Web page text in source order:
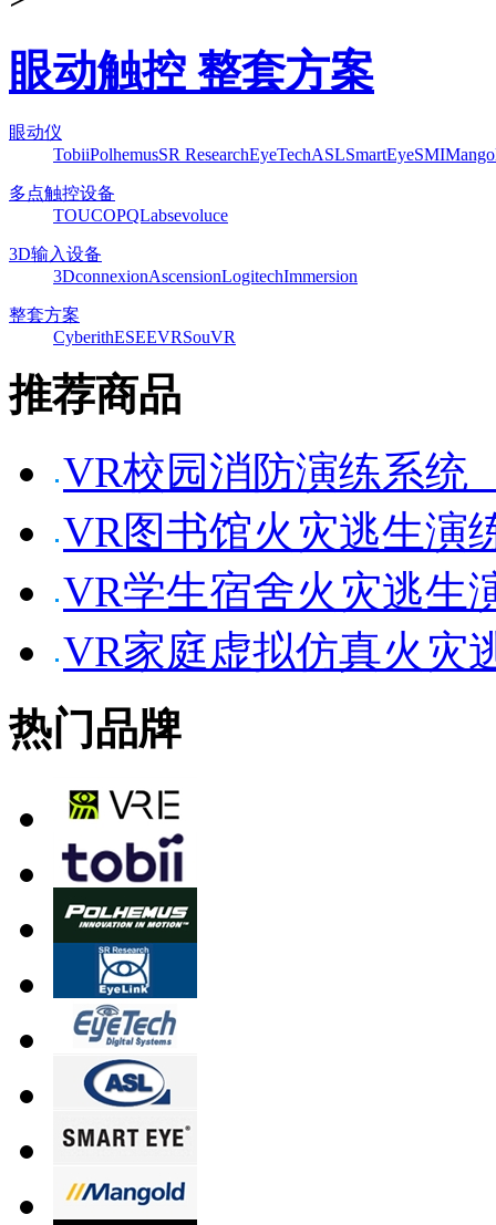
眼动触控 整套方案
眼动仪
TobiiPolhemusSR ResearchEyeTechASLSmartEyeSMI
多点触控设备
TOUCOPQLabsevoluce
3D输入设备
3DconnexionAscensionLogitechImmersion
整套方案
CyberithESEEVRSouVR
推荐商品
VR校园消防演练系统
VR图书馆火灾逃生演
VR学生宿舍火灾逃生
VR家庭虚拟仿真火灾
热门品牌